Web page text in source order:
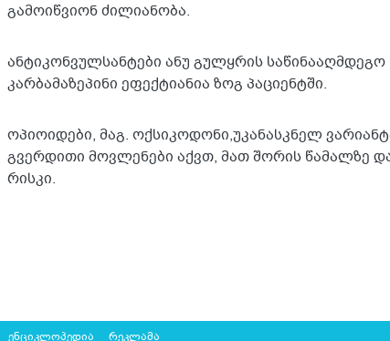
გამოიწვიონ ძილიანობა.
ანტიკონვულსანტები ანუ გულყრის საწინააღმდეგო
კარბამაზეპინი ეფექტიანია ზოგ პაციენტში.
ოპიოიდები, მაგ. ოქსიკოდონი,უკანასკნელ
გვერდითი მოვლენები აქვთ, მათ შორის წამალზე
რისკი.
ენციკლოპედია რეკლამა